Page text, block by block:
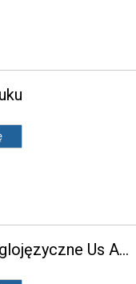
Niepubliczne Przedszkole Anglojęzyczne Us Academy For Kids